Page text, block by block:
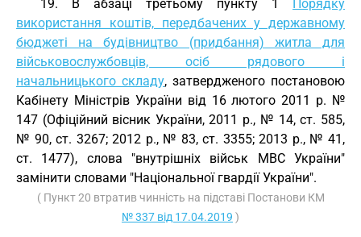
19. В абзаці третьому пункту 1
Порядку
використання коштів, передбачених у державному
бюджеті на будівництво (придбання) житла для
військовослужбовців, осіб рядового і
начальницького складу, затвердженого постановою
Кабінету Міністрів України від 16 лютого 2011 р. №
147 (Офіційний вісник України, 2011 p., № 14, ст. 585,
№ 90, ст. 3267; 2012 р., № 83, ст. 3355; 2013 р., № 41,
ст. 1477), слова "внутрішніх військ МВС України"
замінити словами "Національної гвардії України".
( Пункт 20 втратив чинність на підставі Постанови КМ
№ 337 від 17.04.2019 )